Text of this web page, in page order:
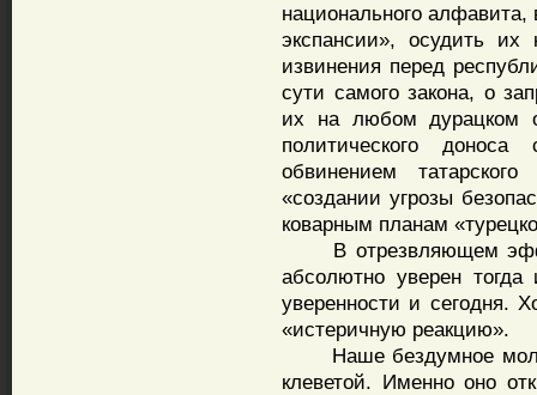
национального
экспансии», осудить
извинения перед
сути самого закона, о
их на любом дурацком
политического доноса
обвинением
«создании угрозы
коварным планам
В отрезвляющем
абсолютно уверен
уверенности и сегодня.
«истеричную реакцию».
Наше бездумное
клеветой. Именно оно